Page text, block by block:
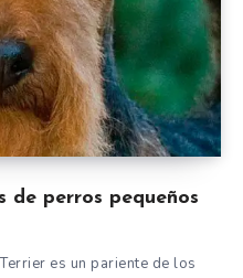
de perros pequeños
es un pariente de los